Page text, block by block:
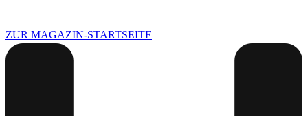
ZUR MAGAZIN-STARTSEITE